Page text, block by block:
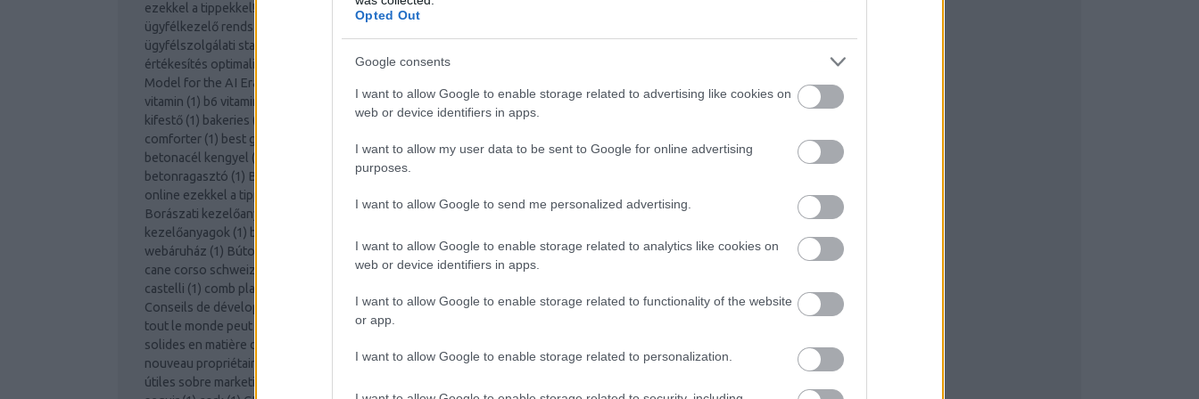
Opted Out
Google consents
I want to allow Google to enable storage related to advertising like cookies on
web or device identifiers in apps.
I want to allow my user data to be sent to Google for online advertising
purposes.
I want to allow Google to send me personalized advertising.
I want to allow Google to enable storage related to analytics like cookies on
web or device identifiers in apps.
I want to allow Google to enable storage related to functionality of the website
or app.
I want to allow Google to enable storage related to personalization.
ezekkel a tippekkel!
A statisztikázható
ügyfélkezelő rendszerek szerepe az
ügyfélszolgálati statisztikák és telefonos
értékesítés optimalizálásában
A Strategic
Model for the AI Era
vitamin (1) b6 vitamin ) bagoly
kifestő (1) bakeries (
best
comforter (1) best goose down comforter
betonacél kengyel (
betonragasztó (1) Biztonságosan vásároljon
online ezekkel a tippekkel és trükkökkel
Borászati kezelőanyagok
kezelőanyagok (1) brut
webáruház (1) Bútor webshop b vitamin( 1)
cane corso schweiz
carpet cleaner(2)
castelli (1) comb plasztika
Conseils de développement personnel que
tout le monde peut essayer !
Conseils
solides en matière demail marketing pour le
nouveau propriétaire dentreprise !
Consejos
útiles sobre marketing en Facebook fáciles de
lépésről lépésreárak
optimalizáláswebáruház
Keresőoptimalizálás Budpest,
készítés
mobiltelefonok, Laptop,
Notebook akció: Asus, Acer,
Lenovo, HP, smart full hd tv,
Xbox, PS5
mobile telefon
Notebook és laptop
Samsung mobiltelefon
Asus Hp laptop